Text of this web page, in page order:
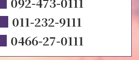
011-232-9111
0466-27-0111